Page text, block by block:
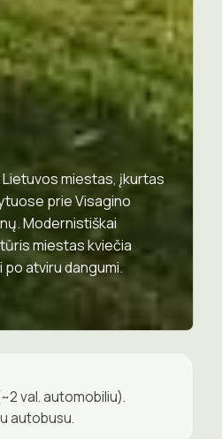
miestas, įkurtas
prie Visagino
Modernistiškai
miestas kviečia
po atviru dangumi.
val. automobiliu).
autobusu.